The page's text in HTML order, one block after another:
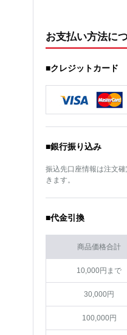
お支払い方法に
■クレジットカード
■銀行振り込み
振込先口座情報は注文
きます。
■代金引換
商品価格合計
10,000円まで
30,000円
100,000円